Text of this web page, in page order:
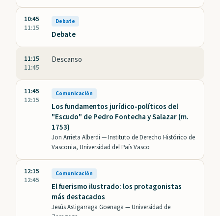
10:45
11:15
Debate
Debate
11:15
11:45
Descanso
11:45
12:15
Comunicación
Los fundamentos jurídico-políticos del
"Escudo" de Pedro Fontecha y Salazar (m.
1753)
Jon Arrieta Alberdi —Instituto de Derecho Histórico de
Vasconia, Universidad del País Vasco
12:15
12:45
Comunicación
El fuerismo ilustrado: los protagonistas
más destacados
Jesús Astigarraga Goenaga —Universidad de